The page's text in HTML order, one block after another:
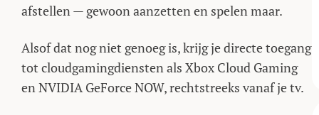
afstellen — gewoon aanzetten en spelen maar.
Alsof dat nog niet genoeg is, krijg je directe toegang
tot cloudgamingdiensten als Xbox Cloud Gaming
en NVIDIA GeForce NOW, rechtstreeks vanaf je tv.